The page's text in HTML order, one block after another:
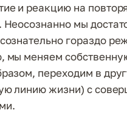
и реакцию на
Неосознанно мы
гораздо
мы меняем
переходим в
линию жизни) с